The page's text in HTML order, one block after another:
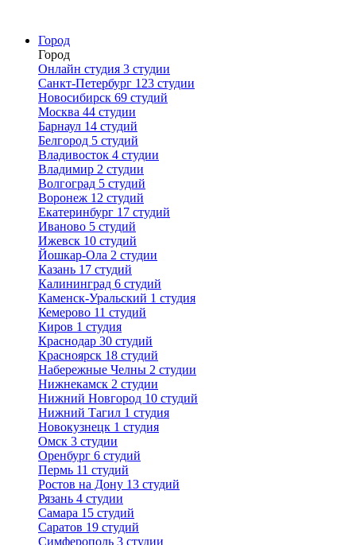
Город
Город
Онлайн студия 3 студии
Санкт-Петербург 123 студии
Новосибирск 69 студий
Москва 44 студии
Барнаул 14 студий
Белгород 5 студий
Владивосток 4 студии
Владимир 2 студии
Волгоград 5 студий
Воронеж 12 студий
Екатеринбург 17 студий
Иваново 5 студий
Ижевск 10 студий
Йошкар-Ола 2 студии
Казань 17 студий
Калининград 6 студий
Каменск-Уральский 1 студия
Кемерово 11 студий
Киров 1 студия
Краснодар 30 студий
Красноярск 18 студий
Набережные Челны 2 студии
Нижнекамск 2 студии
Нижний Новгород 10 студий
Нижний Тагил 1 студия
Новокузнецк 1 студия
Омск 3 студии
Оренбург 6 студий
Пермь 11 студий
Ростов на Дону 13 студий
Рязань 4 студии
Самара 15 студий
Саратов 19 студий
Симферополь 3 студии